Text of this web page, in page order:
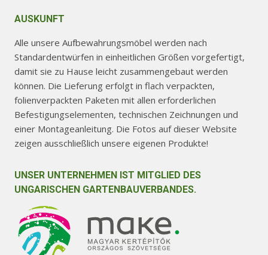
AUSKUNFT
Alle unsere Aufbewahrungsmöbel werden nach
Standardentwürfen in einheitlichen Größen vorgefertigt,
damit sie zu Hause leicht zusammengebaut werden
können. Die Lieferung erfolgt in flach verpackten,
folienverpackten Paketen mit allen erforderlichen
Befestigungselementen, technischen Zeichnungen und
einer Montageanleitung. Die Fotos auf dieser Website
zeigen ausschließlich unsere eigenen Produkte!
UNSER UNTERNEHMEN IST MITGLIED DES
UNGARISCHEN GARTENBAUVERBANDES.